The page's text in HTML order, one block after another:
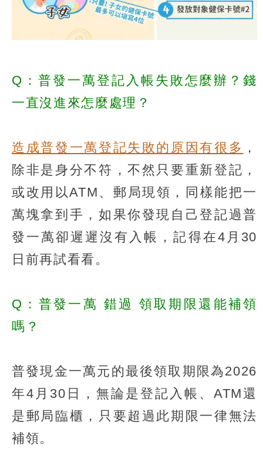
Q：普發一萬登記入帳失敗怎麼辦？錢
一直沒進來怎麼處理？
造成普發一萬登記失敗的原因有很多 ，
除非是身分不符，不然只要重新登記，
或改用以ATM、郵局現領，同樣能把一
萬塊拿到手，如果你發現自己登記過普
發一萬卻遲遲沒有入帳，記得在4月30
日前再試看看。
Q：普發一萬 錯過 領取期限還能補領
嗎？
普發現金一萬元的最後領取期限為2026
年4月30日，無論是登記入帳、ATM還
是郵局臨櫃，只要超過此期限一律無法
補領。